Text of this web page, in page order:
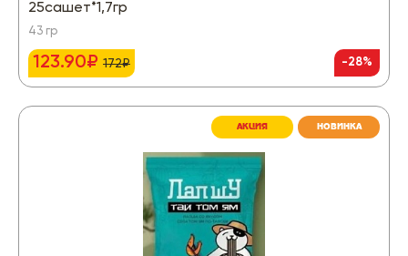
25сашет*1,7гр
43 гр
123.90₽ 172₽ -28%
АКЦИЯ НОВИНКА